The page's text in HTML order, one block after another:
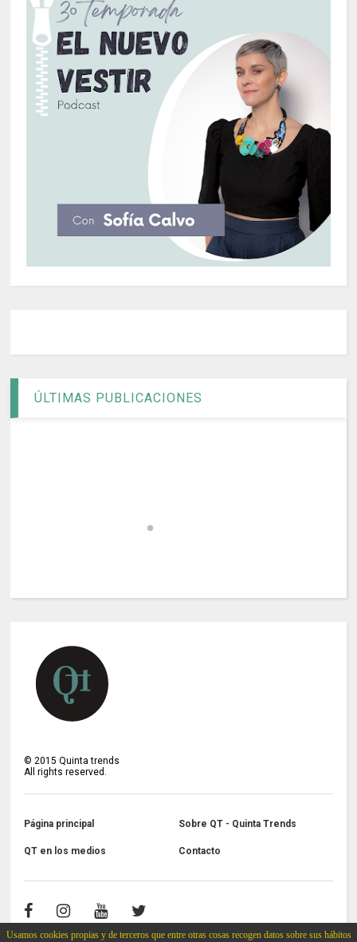
Usamos cookies propias y de terceros que entre otras cosas recogen datos sobre sus hábitos
ÚLTIMAS PUBLICACIONES
© 2015 Quinta trends
All rights reserved.
Página principal Sobre QT - Quinta Trends
QT en los medios Contacto